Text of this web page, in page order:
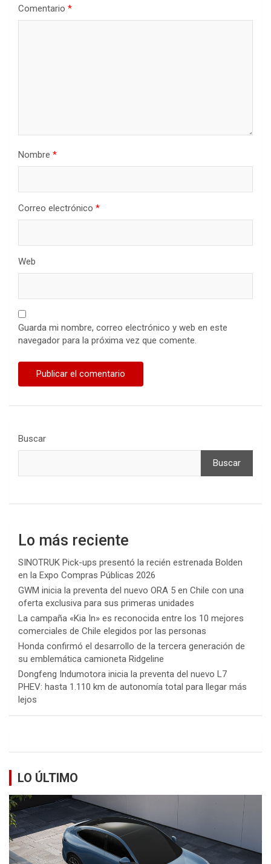
Comentario *
Nombre *
Correo electrónico *
Web
Guarda mi nombre, correo electrónico y web en este
navegador para la próxima vez que comente.
Buscar
Buscar
Lo más reciente
SINOTRUK Pick-ups presentó la recién estrenada Bolden
en la Expo Compras Públicas 2026
GWM inicia la preventa del nuevo ORA 5 en Chile con una
oferta exclusiva para sus primeras unidades
La campaña «Kia In» es reconocida entre los 10 mejores
comerciales de Chile elegidos por las personas
Honda confirmó el desarrollo de la tercera generación de
su emblemática camioneta Ridgeline
Dongfeng Indumotora inicia la preventa del nuevo L7
PHEV: hasta 1.110 km de autonomía total para llegar más
lejos
LO ÚLTIMO